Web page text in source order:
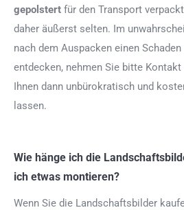
gepolstert für den Transport
daher äußerst selten. Im
nach dem Auspacken einen
entdecken, nehmen Sie bitte
Ihnen dann unbürokratisch und
lassen.
Wie hänge ich die
ich etwas montieren?
Wenn Sie die Landschaftsbilder